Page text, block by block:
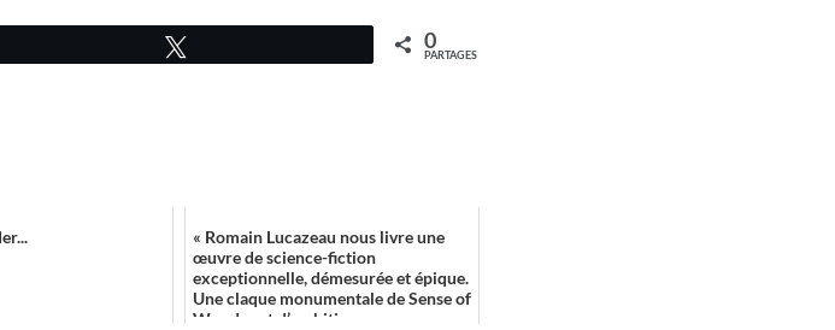
0
PARTAGES
« Romain Lucazeau nous livre une
œuvre de science-fiction
exceptionnelle, démesurée et épique.
Une claque monumentale de Sense of
Wonder et d’ambition...